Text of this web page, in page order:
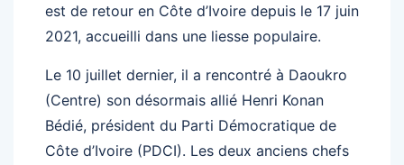
est de retour en Côte d’Ivoire depuis le 17 juin
2021, accueilli dans une liesse populaire.
Le 10 juillet dernier, il a rencontré à Daoukro
(Centre) son désormais allié Henri Konan
Bédié, président du Parti Démocratique de
Côte d’Ivoire (PDCI). Les deux anciens chefs